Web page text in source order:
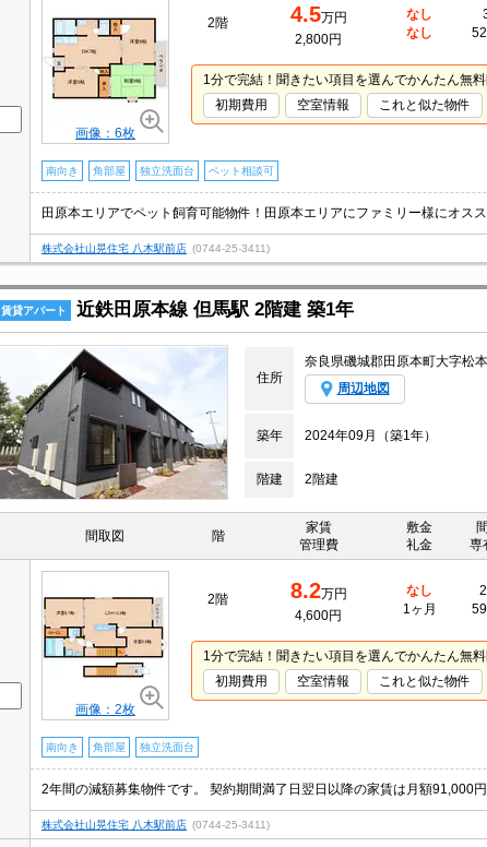
画像：6枚
2階 4.5万円
2,800円
なし
なし
1分で完結！聞きたい項目を選んでかんたん無料
初期費用
空室情報 これと似た物件
南向き 角部屋 独立洗面台 ペット相談可
株式会社山晃住宅 八木駅前店 (0744-25-3411)
賃貸アパート 近鉄田原本線 但馬駅 2階建 築1年
住所
奈良県磯城郡田原本町大字松本
周辺地図
築年
2024年09月（築1年）
階建 2階建
間取図 階
家賃
管理費
敷金
礼金
専
画像：2枚
2階 8.2万円
4,600円
なし
1ヶ月
1分で完結！聞きたい項目を選んでかんたん無料
初期費用
空室情報 これと似た物件
南向き 角部屋 独立洗面台
株式会社山晃住宅 八木駅前店 (0744-25-3411)